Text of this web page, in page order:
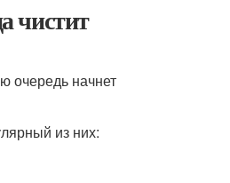
чистит
очередь начнет
из них: